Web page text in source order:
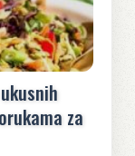
za